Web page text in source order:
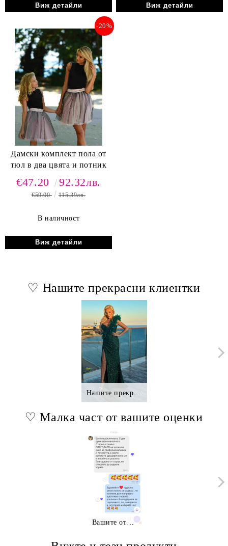
Виж детайли Виж детайли
Дамски комплект пола от
тюл в два цвята и потник
-20%
€47.20 92.32лв.
€59.00 115.39лв.
В наличност
Виж детайли
♡ Нашите прекрасни клиентки
♡ Малка част от вашите оценки